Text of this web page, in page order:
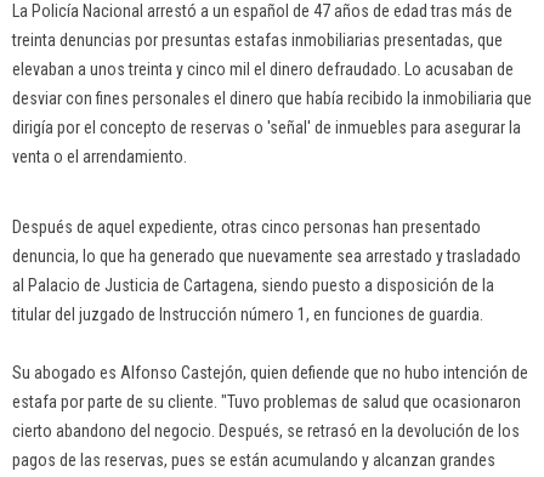
La Policía Nacional arrestó a un español de 47 años de edad tras más de
treinta denuncias por presuntas estafas inmobiliarias presentadas, que
elevaban a unos treinta y cinco mil el dinero defraudado. Lo acusaban de
desviar con fines personales el dinero que había recibido la inmobiliaria que
dirigía por el concepto de reservas o 'señal' de inmuebles para asegurar la
venta o el arrendamiento.
Después de aquel expediente, otras cinco personas han presentado
denuncia, lo que ha generado que nuevamente sea arrestado y trasladado
al Palacio de Justicia de Cartagena, siendo puesto a disposición de la
titular del juzgado de Instrucción número 1, en funciones de guardia.
Su abogado es Alfonso Castejón, quien defiende que no hubo intención de
estafa por parte de su cliente. "Tuvo problemas de salud que ocasionaron
cierto abandono del negocio. Después, se retrasó en la devolución de los
pagos de las reservas, pues se están acumulando y alcanzan grandes